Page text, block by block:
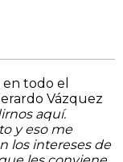
todo el
Vázquez
aquí.
y eso me
los intereses de